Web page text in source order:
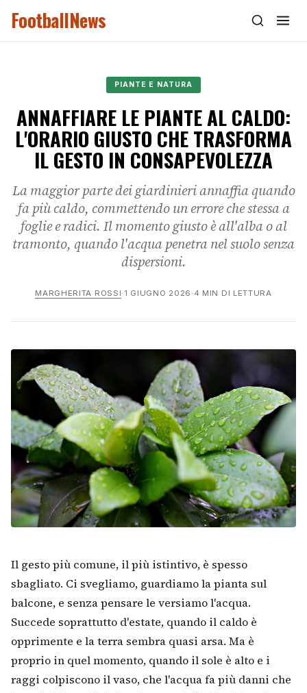
FootballNews
PIANTE E NATURA
ANNAFFIARE LE PIANTE AL CALDO:
L'ORARIO GIUSTO CHE TRASFORMA
IL GESTO IN CONSAPEVOLEZZA
La maggior parte dei giardinieri annaffia quando
fa più caldo, commettendo un errore che stessa a
foglie e radici. Il momento giusto è all'alba o al
tramonto, quando l'acqua penetra nel suolo senza
dispersioni.
MARGHERITA ROSSI· 1 GIUGNO 2026 · 4 MIN DI LETTURA
Il gesto più comune, il più istintivo, è spesso
sbagliato. Ci svegliamo, guardiamo la pianta sul
balcone, e senza pensare le versiamo l'acqua.
Succede soprattutto d'estate, quando il caldo è
opprimente e la terra sembra quasi arsa. Ma è
proprio in quel momento, quando il sole è alto e i
raggi colpiscono il vaso, che l'acqua fa più danni che